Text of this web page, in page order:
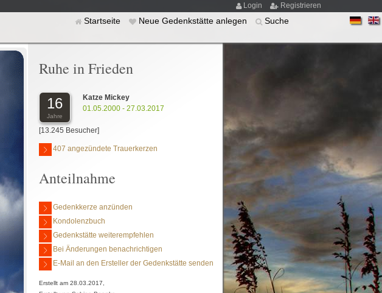
Login Registrieren
Startseite Neue Gedenkstätte anlegen Suche
Ruhe in Frieden
16
Jahre
Katze Mickey
01.05.2000 - 27.03.2017
[13.245 Besucher]
407 angezündete Trauerkerzen
Anteilnahme
Gedenkkerze anzünden
Kondolenzbuch
Gedenkstätte weiterempfehlen
Bei Änderungen benachrichtigen
E-Mail an den Ersteller der Gedenkstätte senden
Erstellt am 28.03.2017,